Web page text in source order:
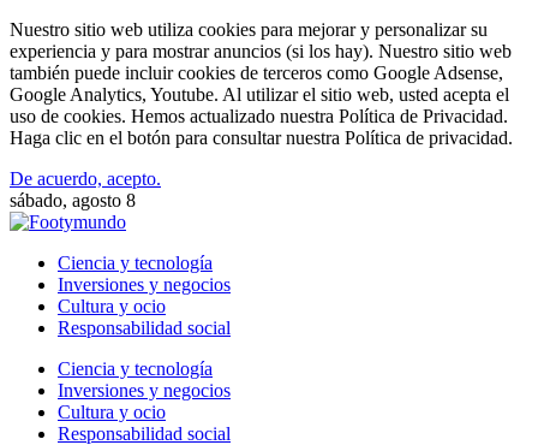
Nuestro sitio web utiliza cookies para mejorar y personalizar su
experiencia y para mostrar anuncios (si los hay). Nuestro sitio web
también puede incluir cookies de terceros como Google Adsense,
Google Analytics, Youtube. Al utilizar el sitio web, usted acepta el
uso de cookies. Hemos actualizado nuestra Política de Privacidad.
Haga clic en el botón para consultar nuestra Política de privacidad.
De acuerdo, acepto.
sábado, agosto 8
Ciencia y tecnología
Inversiones y negocios
Cultura y ocio
Responsabilidad social
Ciencia y tecnología
Inversiones y negocios
Cultura y ocio
Responsabilidad social